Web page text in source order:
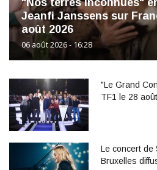
Jeanfi Janssens sur
août 2026
06 août 2026 - 16:28
"Le Grand
TF1 le 28
Le concert de
Bruxelles